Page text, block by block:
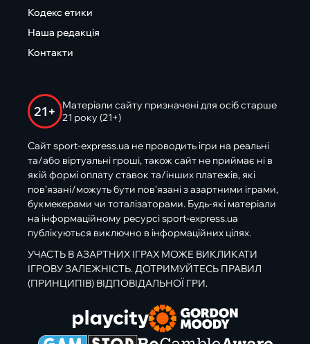
Кодекс етики
Наша редакція
Контакти
21+
Матеріали сайту призначені для осіб старше
21 року (21+)
Сайт sport-express.ua не проводить ігри на реальні
та/або віртуальні гроші, також сайт не приймає ні в
якій формі оплату ставок та/інших платежів, які
пов’язані/можуть бути пов’язані з азартними іграми,
букмекерами чи тоталізаторами. Будь-які матеріали
на інформаційному ресурсі sport-express.ua
публікуються виключно в інформаційних цілях.
УЧАСТЬ В АЗАРТНИХ ІГРАХ МОЖЕ ВИКЛИКАТИ
ІГРОВУ ЗАЛЕЖНІСТЬ. ДОТРИМУЙТЕСЬ ПРАВИЛ
(ПРИНЦИПІВ) ВІДПОВІДАЛЬНОЇ ГРИ.